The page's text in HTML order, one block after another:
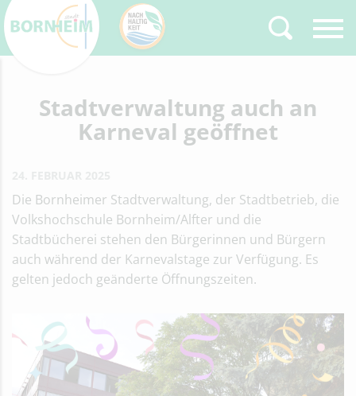
Zurück
Type 2 or more
characters for results.
Stadtverwaltung auch an
Karneval geöffnet
Die Bornheimer Stadtverwaltung, der Stadtbetrieb, die
Volkshochschule Bornheim/Alfter und die
Stadtbücherei stehen den Bürgerinnen und Bürgern
auch während der Karnevalstage zur Verfügung. Es
gelten jedoch geänderte Öffnungszeiten.